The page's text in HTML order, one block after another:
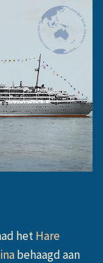
hetHare
behaagd aan